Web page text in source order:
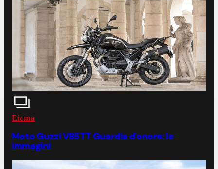
Eicma
Moto Guzzi V85TT Guardia d'onore: le
immagini